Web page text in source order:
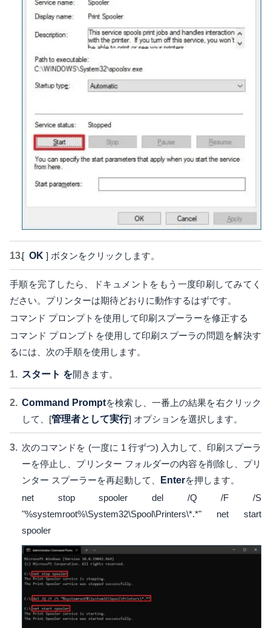
[ OK ] ボタンをクリックします。
手順を完了したら、ドキュメントをもう一度印刷してみてく
ださい。プリンターは期待どおりに動作するはずです。
コマンド プロンプトを使用して印刷スプーラーを修正する
コマンド プロンプトを使用して印刷スプーラの問題を解決す
るには、次の手順を使用します。
スタート を開きます。
Command Promptを検索し、一番上の結果を右クリック
して、[管理者として実行] オプションを選択します。
次のコマンドを (一度に 1 行ずつ) 入力して、印刷スプーラ
ーを停止し、プリンター フォルダーの内容を削除し、プリ
ンター スプーラーを再起動して、
Enterを押します。
net stop spooler del /Q /F /S
"%systemroot%\System32\Spool\Printers\*.*" net start
spooler